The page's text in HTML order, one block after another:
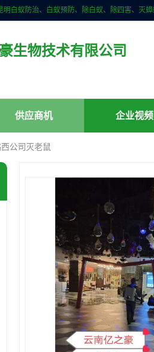
生物技术有限公司
供应商机 企业视频
公司灭老鼠